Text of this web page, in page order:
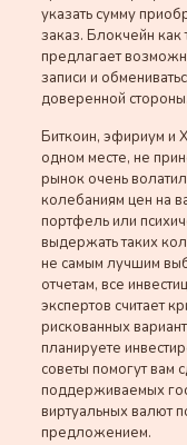
указать сумму
заказ. Блокчейн
предлагает
записи и
доверенной стороны.
Биткоин, эфириум и
одном месте, не
рынок очень
колебаниям цен на
портфель или
выдержать таких
не самым лучшим
отчетам, все
экспертов считает
рискованных
планируете
советы помогут вам
поддерживаемых
виртуальных валют
предложением.